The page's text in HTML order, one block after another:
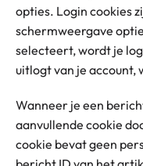
opties. Login cookies
schermweergave
selecteert, wordt je
uitlogt van je account,
Wanneer je een
aanvullende cookie
cookie bevat geen